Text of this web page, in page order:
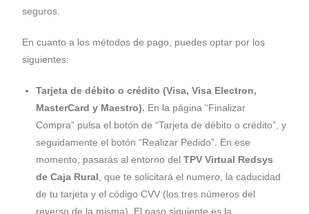
seguros.
En cuanto a los métodos de pago, puedes optar por los
siguientes:
Tarjeta de débito o crédito (Visa, Visa Electron,
MasterCard y Maestro). En la página “Finalizar
Compra” pulsa el botón de “Tarjeta de débito o crédito”, y
seguidamente el botón “Realizar Pedido”. En ese
momento, pasarás al entorno delTPV Virtual Redsys
de Caja Rural , que te solicitará el numero, la caducidad
de tu tarjeta y el código CVV (los tres números del
reverso de la misma). El paso siguiente es la